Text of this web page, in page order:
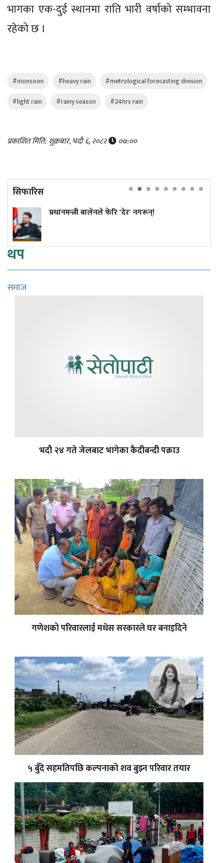
भागका एक-दुई स्थानमा राति भारी वर्षाको सम्भावना
रहेको छ ।
#monsoon #heavy rain
#metrological forecasting division
#light rain
#rainy season #24hrs rain
प्रकाशित मिति: शुक्रबार, भदौ ६, २०८२ ०७:००
सिफारिस
फेरि 'देर' नगरून्!
थप
समाज
भदौ २४ गते जेलबाट भागेका कैदीबन्दी पक्राउ
गणेशको परिवारलाई मधेस सरकारले घर बनाइदिने
५ बुँदे सहमतिपछि कल्पनाको शव बुझ्न परिवार तयार